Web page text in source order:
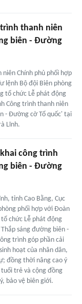
thanh niên
biên - Đường
niên Chính phủ phối hợp
lệnh Bộ đội Biên phòng
tổ chức Lễ phát động
Công trình thanh niên
- Đường cờ Tổ quốc' tại
Lĩnh.
công trình
biên - Đường
tỉnh Cao Bằng, Cục
phối hợp với Đoàn
chức Lễ phát động
sáng đường biên -
trình góp phần cải
hoạt của nhân dân,
đồng thời nâng cao ý
trẻ và cộng đồng
bảo vệ biên giới.